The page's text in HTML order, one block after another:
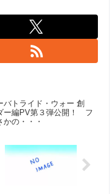
バトライド・ウォー 創
ー編PV第３弾公開！ フ
かの・・・